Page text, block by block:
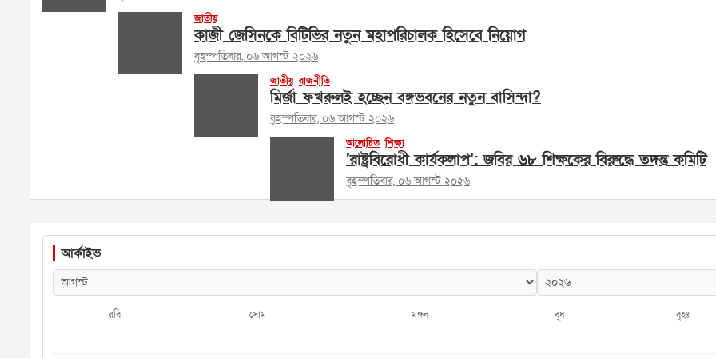
জাতীয়
কাজী জেসিনকে বিটিভির নতুন মহাপরিচালক হিসেবে নিয়োগ
বৃহস্পতিবার, ০৬ আগস্ট ২০২৬
জাতীয় রাজনীতি
মির্জা ফখরুলই হচ্ছেন বঙ্গভবনের নতুন বাসিন্দা?
বৃহস্পতিবার, ০৬ আগস্ট ২০২৬
আলোচিত শিক্ষা
‘রাষ্ট্রবিরোধী কার্যকলাপ’: জবির ৬৮ শিক্ষকের বিরুদ্ধে তদন্ত কমিটি
বৃহস্পতিবার, ০৬ আগস্ট ২০২৬
আর্কাইভ
রবি সোম মঙ্গল বুধ বৃহঃ